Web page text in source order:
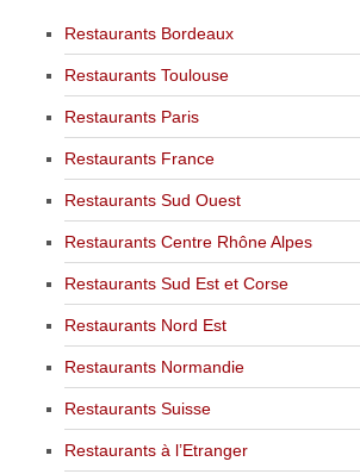
Restaurants Bordeaux
Restaurants Toulouse
Restaurants Paris
Restaurants France
Restaurants Sud Ouest
Restaurants Centre Rhône Alpes
Restaurants Sud Est et Corse
Restaurants Nord Est
Restaurants Normandie
Restaurants Suisse
Restaurants à l’Etranger